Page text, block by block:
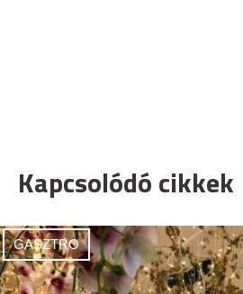
Kapcsolódó cikkek
GASZTRO